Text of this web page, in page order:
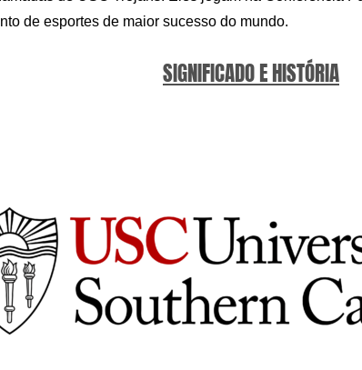
de esportes de maior sucesso do mundo.
SIGNIFICADO E HISTÓRIA